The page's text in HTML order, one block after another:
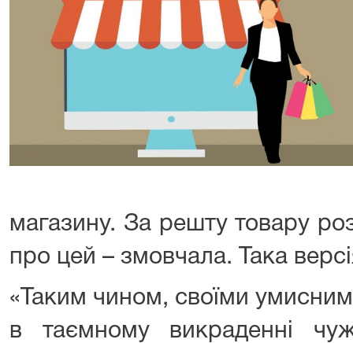
магазину. За решту товару
про цей – змовчала. Така
«Таким чином, своїми
в таємному викраденні